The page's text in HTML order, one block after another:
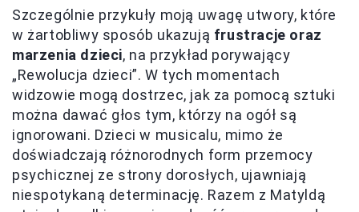
Szczególnie przykuły moją uwagę utwory, które
w żartobliwy sposób ukazują frustracje oraz
marzenia dzieci, na przykład porywający
„Rewolucja dzieci”. W tych momentach
widzowie mogą dostrzec, jak za pomocą sztuki
można dawać głos tym, którzy na ogół są
ignorowani. Dzieci w musicalu, mimo że
doświadczają różnorodnych form przemocy
psychicznej ze strony dorosłych, ujawniają
niespotykaną determinację. Razem z Matyldą